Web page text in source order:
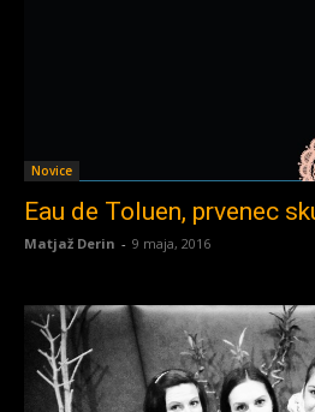
Novice
Eau de Toluen, prvenec
Matjaž Derin - 9 maja, 2016